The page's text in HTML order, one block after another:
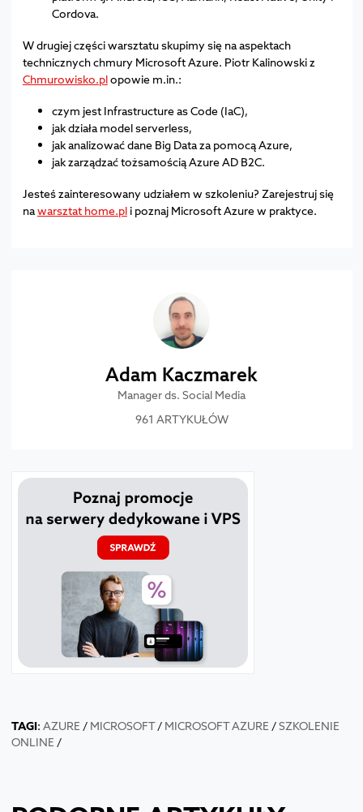
Cordova.
W drugiej części warsztatu skupimy się na aspektach
technicznych chmury Microsoft Azure. Piotr Kalinowski z
Chmurowisko.plopowie m.in.:
czym jest Infrastructure as Code (IaC),
jak działa model serverless,
jak analizować dane Big Data za pomocą Azure,
jak zarządzać tożsamością Azure AD B2C.
Jesteś zainteresowany udziałem w szkoleniu? Zarejestruj się
nawarsztat home.pli poznaj Microsoft Azure w praktyce.
Adam Kaczmarek
Manager ds. Social Media
961 ARTYKUŁÓW
TAGI: AZURE / MICROSOFT/ MICROSOFT AZURE /SZKOLENIE
ONLINE /